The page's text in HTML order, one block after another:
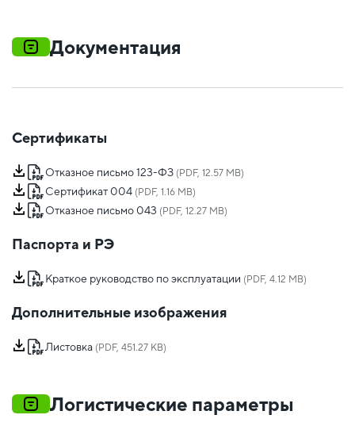
Документация
Сертификаты
Отказное письмо 123-ФЗ (PDF, 12.57 MB)
Сертификат 004 (PDF, 1.16 MB)
Отказное письмо 043 (PDF, 12.27 MB)
Паспорта и РЭ
Краткое руководство по эксплуатации (PDF, 4.12 MB)
Дополнительные изображения
Листовка (PDF, 451.27 KB)
Логистические параметры